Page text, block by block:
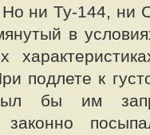
ни Ту-144, ни
в
подлете к
был бы им
законно